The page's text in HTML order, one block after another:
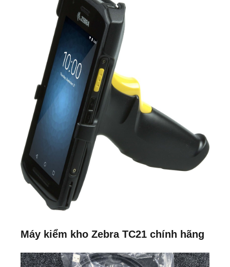
Máy kiểm kho Zebra TC21 chính hãng